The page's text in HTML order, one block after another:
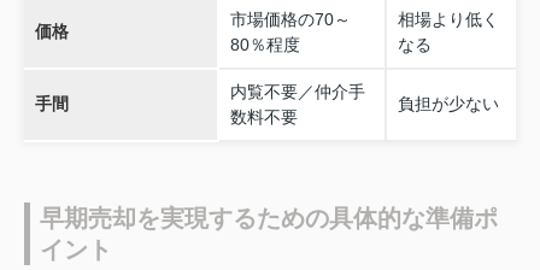
価格
市場価格の70～
80％程度
相場より低く
なる
手間
内覧不要／仲介手
数料不要
負担が少ない
早期売却を実現するための具体的な準備ポ
イント